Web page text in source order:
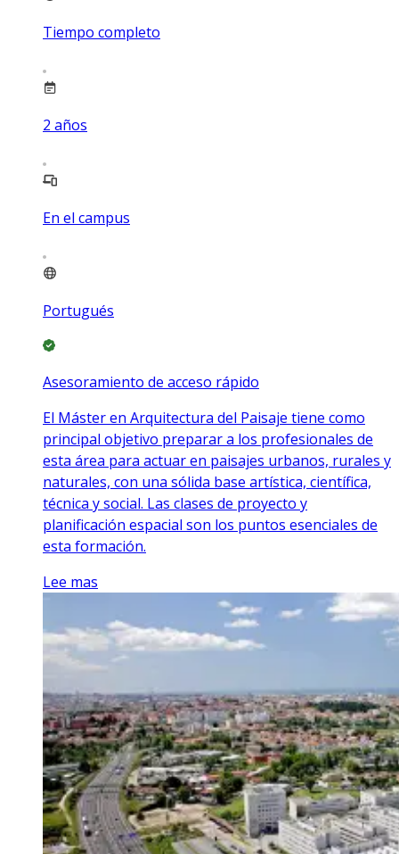
Tiempo completo
2 años
En el campus
Portugués
Asesoramiento de acceso rápido
El Máster en Arquitectura del Paisaje tiene como
principal objetivo preparar a los profesionales de
esta área para actuar en paisajes urbanos, rurales y
naturales, con una sólida base artística, científica,
técnica y social. Las clases de proyecto y
planificación espacial son los puntos esenciales de
esta formación.
Lee mas